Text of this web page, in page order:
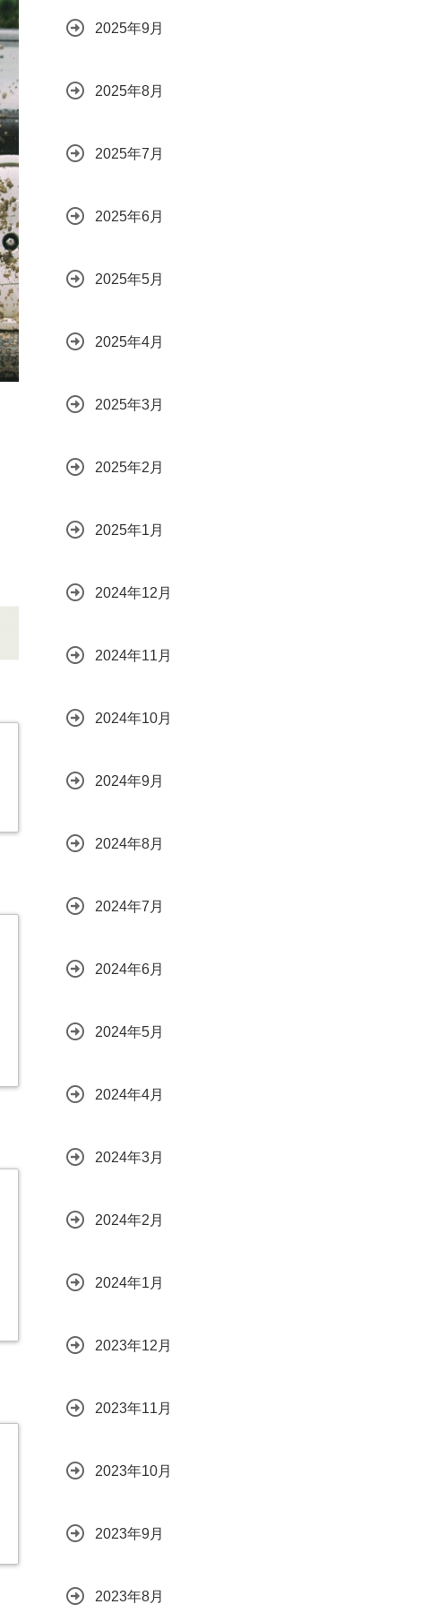
2025年9月
2025年8月
2025年7月
2025年6月
2025年5月
2025年4月
2025年3月
2025年2月
2025年1月
2024年12月
2024年11月
2024年10月
2024年9月
2024年8月
2024年7月
2024年6月
2024年5月
2024年4月
2024年3月
2024年2月
2024年1月
2023年12月
2023年11月
2023年10月
2023年9月
2023年8月